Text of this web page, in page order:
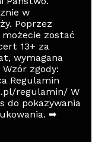
w
Poprzez
zostać
13+ za
wymagana
zgody:
Regulamin
regulamin/ W
do pokazywania
➡